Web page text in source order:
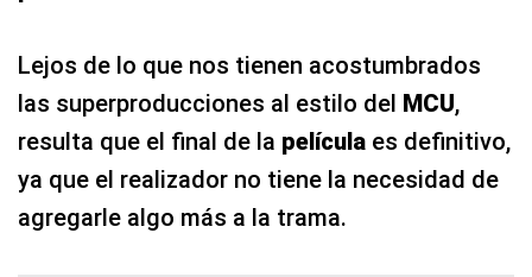
Lejos de lo que nos tienen acostumbrados
las superproducciones al estilo del MCU,
resulta que el final de la película es definitivo,
ya que el realizador no tiene la necesidad de
agregarle algo más a la trama.